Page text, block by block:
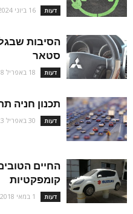
דעות 16 ביוני 2024
הסיבות
סטאר
דעות 18 באפריל 2018
תכנון חניה
דעות 30 באפריל 2023
החיים
קומפקטיות
דעות 1 במאי 2018